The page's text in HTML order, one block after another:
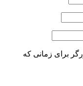
برای زمانی که